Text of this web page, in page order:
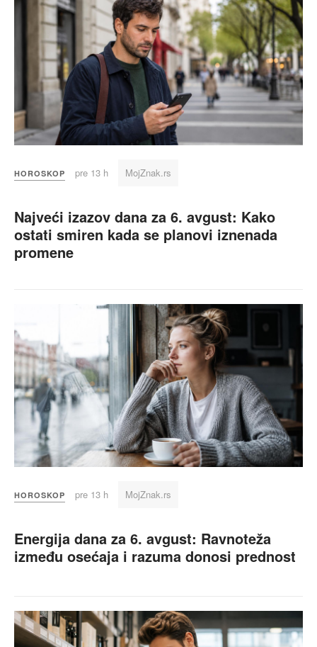
HOROSKOP pre 13 h MojZnak.rs
Najveći izazov dana za 6. avgust: Kako
ostati smiren kada se planovi iznenada
promene
HOROSKOP pre 13 h MojZnak.rs
Energija dana za 6. avgust: Ravnoteža
između osećaja i razuma donosi prednost